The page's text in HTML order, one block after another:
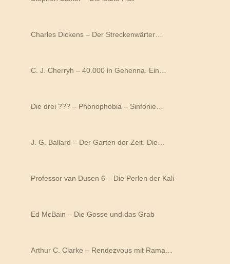
Charles Dickens – Der Streckenwärter…
C. J. Cherryh – 40.000 in Gehenna. Ein…
Die drei ??? – Phonophobia – Sinfonie…
J. G. Ballard – Der Garten der Zeit. Die…
Professor van Dusen 6 – Die Perlen der Kali
Ed McBain – Die Gosse und das Grab
Arthur C. Clarke – Rendezvous mit Rama…